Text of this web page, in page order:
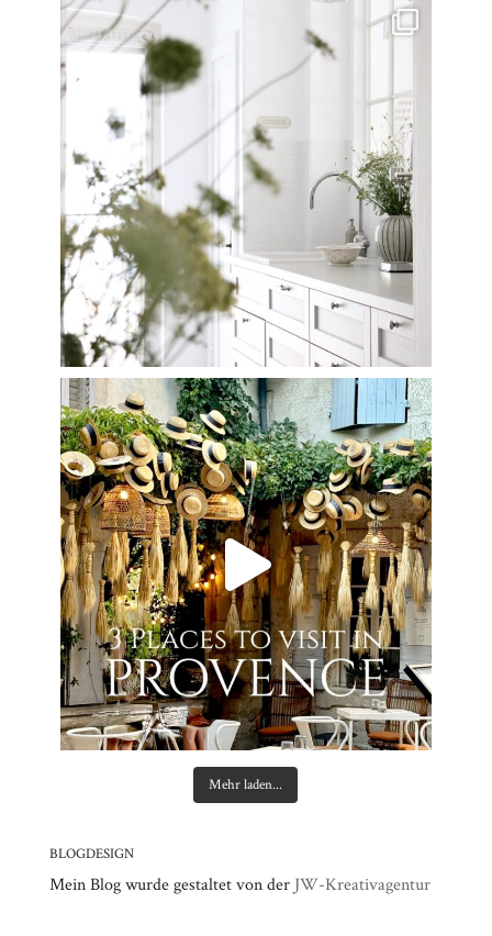
Mehr laden...
BLOGDESIGN
Mein Blog wurde gestaltet von der JW-Kreativagentur